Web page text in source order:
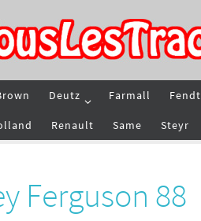
Deutz Farmall Fendt
Renault Same Steyr
Ferguson 88